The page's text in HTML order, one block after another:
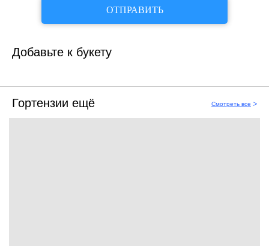
ОТПРАВИТЬ
Добавьте к букету
Гортензии ещё Смотреть все ᐳ